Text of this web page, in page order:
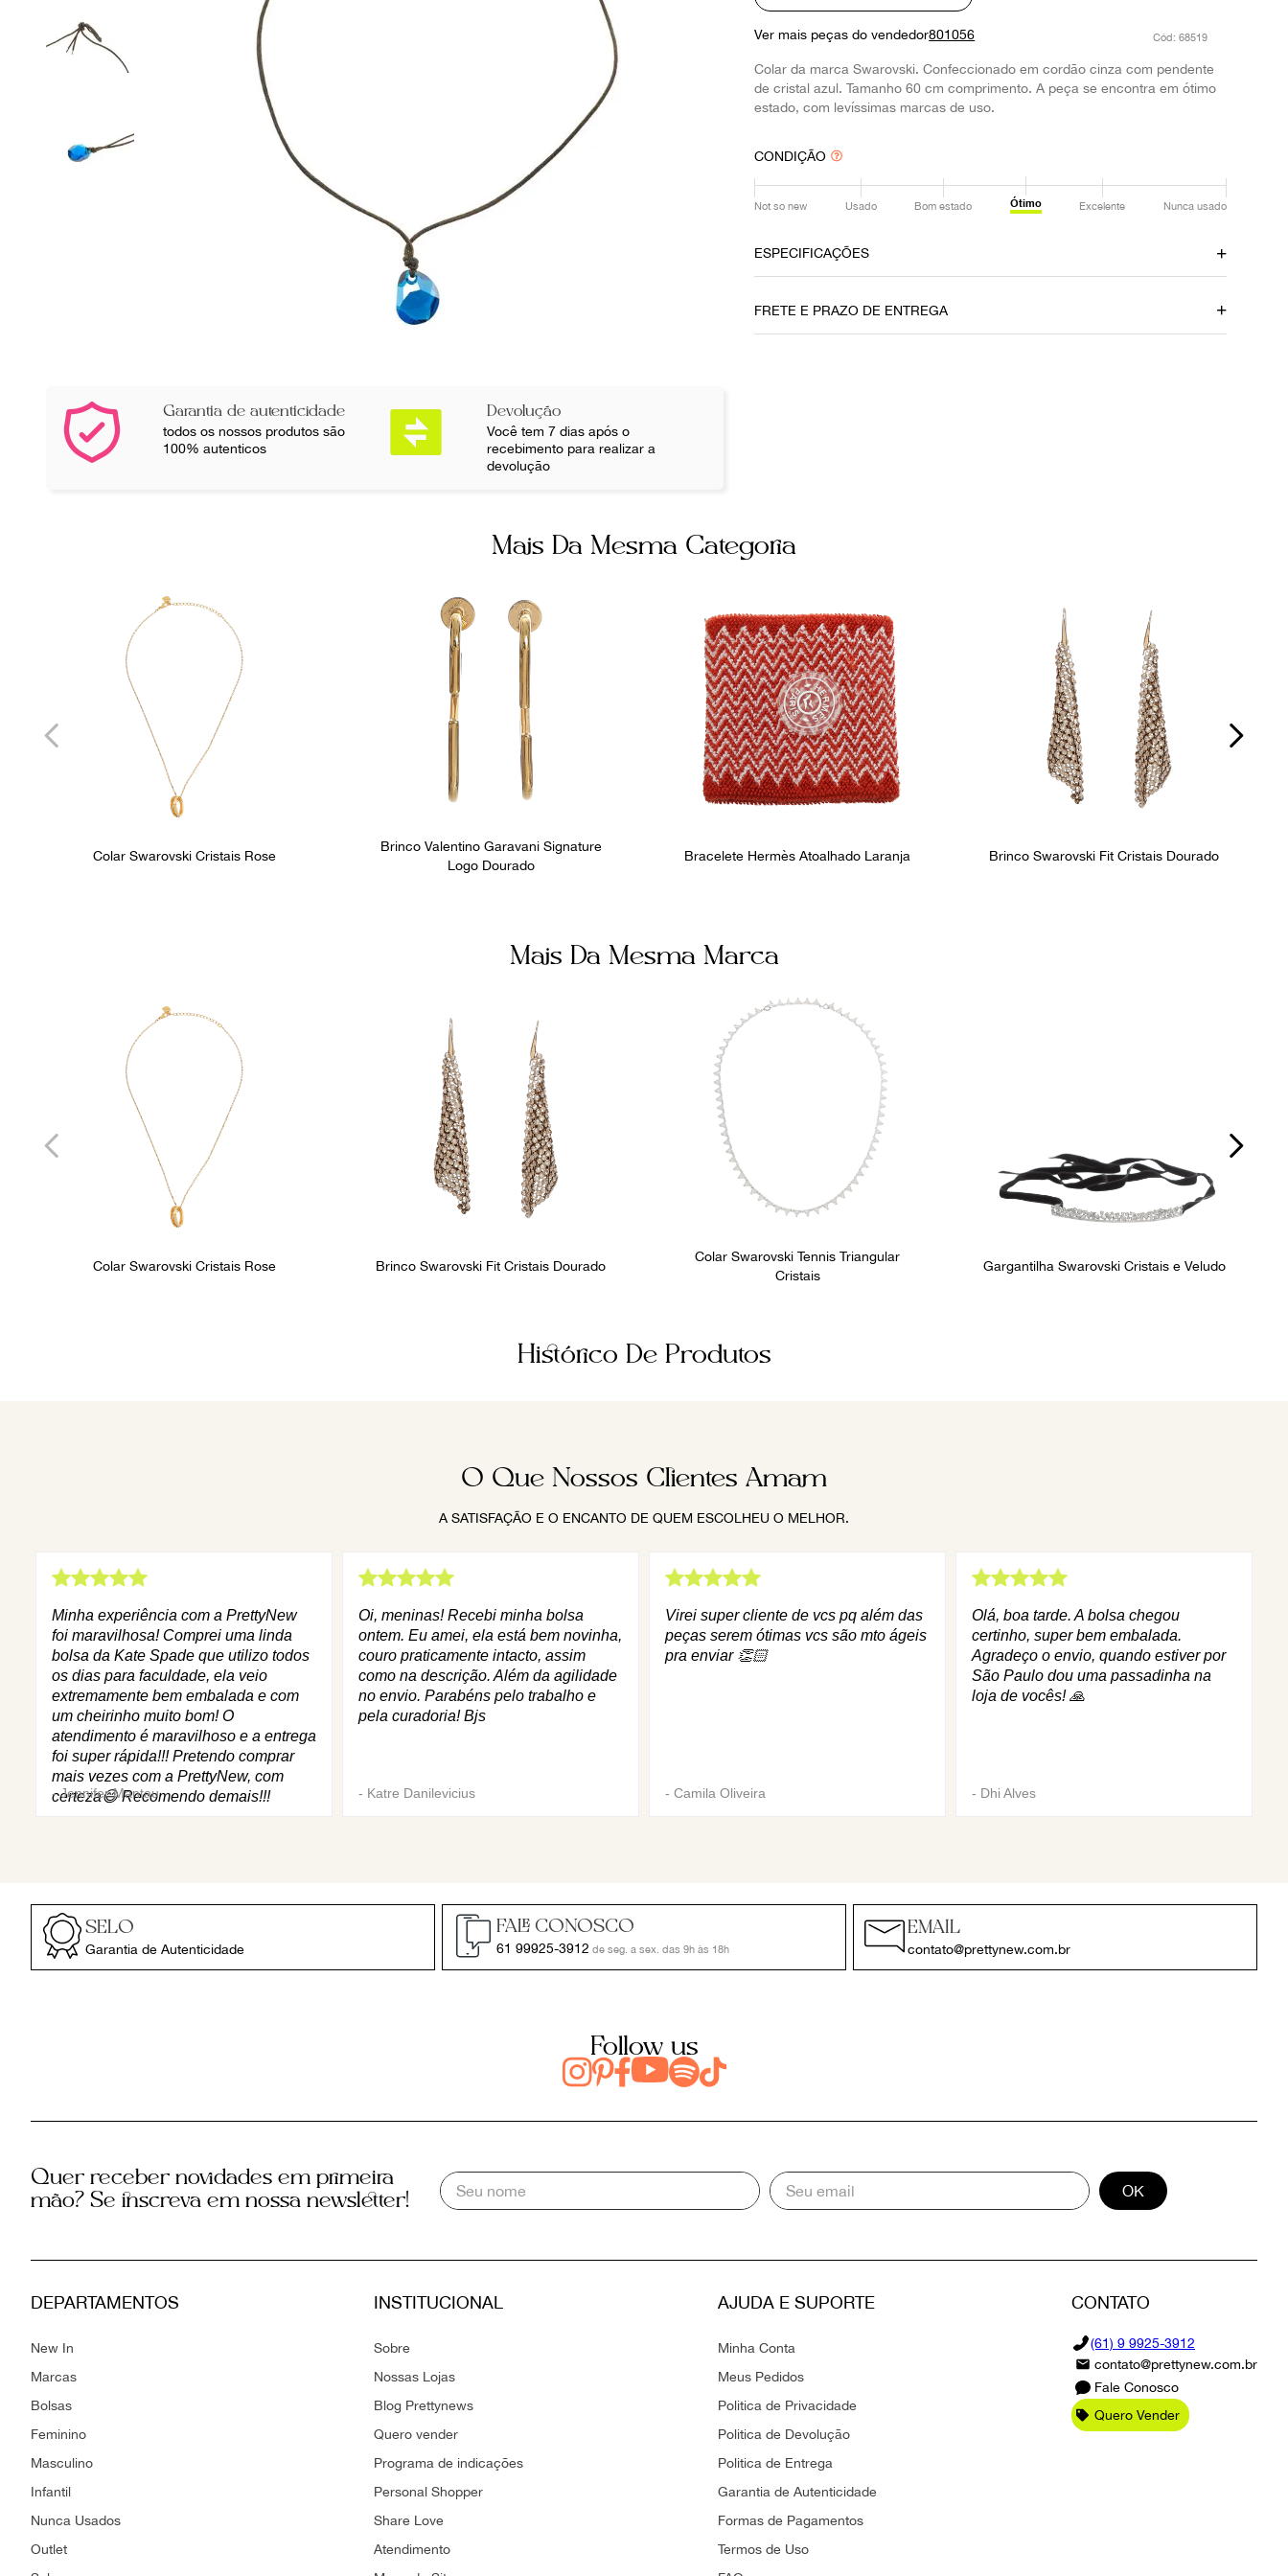
Garantia de autenticidade
todos os nossos produtos são
100% autenticos
Devolução
Você tem 7 dias após o
recebimento para realizar a
devolução
Ver mais peças do vendedor801056 : 68519
Colar da marca Swarovski. Confeccionado em cordão cinza com pendente
de cristal azul. Tamanho 60 cm comprimento. A peça se encontra em ótimo
estado, com levíssimas marcas de uso.
CONDIÇÃO
Not so new Usado Bom estado Ótimo Excelente Nunca usado
ESPECIFICAÇÕES
04072022
FRETE E PRAZO DE ENTREGA
Mais Da Mesma Categoria
Colar Swarovski Cristais Rose
Brinco Valentino Garavani Signature
Logo Dourado
Bracelete Hermès Atoalhado Laranja Brinco Swarovski Fit Cristais Dourado
Mais Da Mesma Marca
Colar Swarovski Cristais Rose Brinco Swarovski Fit Cristais Dourado
Colar Swarovski Tennis Triangular
Cristais
Gargantilha Swarovski Cristais e Veludo
Histórico De Produtos
O Que Nossos Clientes Amam
A SATISFAÇÃO E O ENCANTO DE QUEM ESCOLHEU O MELHOR.
Minha experiência com a PrettyNew
foi maravilhosa! Comprei uma linda
bolsa da Kate Spade que utilizo todos
os dias para faculdade, ela veio
extremamente bem embalada e com
um cheirinho muito bom! O
atendimento é maravilhoso e a entrega
foi super rápida!!! Pretendo comprar
mais vezes com a PrettyNew, com
certeza😄 Recomendo demais!!!
-Jennifer Mantau
Oi, meninas! Recebi minha bolsa
ontem. Eu amei, ela está bem novinha,
couro praticamente intacto, assim
como na descrição. Além da agilidade
no envio. Parabéns pelo trabalho e
pela curadoria! Bjs
- Katre Danilevicius
Virei super cliente de vcs pq além das
peças serem ótimas vcs são mto ágeis
pra enviar 👏🏻
- Camila Oliveira
Olá, boa tarde. A bolsa chegou
certinho, super bem embalada.
Agradeço o envio, quando estiver por
São Paulo dou uma passadinha na
loja de vocês! 🙏
- Dhi Alves
SELO
Garantia de Autenticidade
FALE CONOSCO
61 99925-3912 de seg. a sex. das 9h às 18h
EMAIL
contato@prettynew.com.br
Follow us
Quer receber novidades em primeira
mão? Se inscreva em nossa newsletter!
OK
DEPARTAMENTOS
New In
Marcas
Bolsas
Feminino
Masculino
Infantil
Nunca Usados
Outlet
INSTITUCIONAL
Sobre
Nossas Lojas
Blog Prettynews
Quero vender
Programa de indicações
Personal Shopper
Share Love
Atendimento
AJUDA E SUPORTE
Minha Conta
Meus Pedidos
Politica de Privacidade
Politica de Devolução
Politica de Entrega
Garantia de Autenticidade
Formas de Pagamentos
Termos de Uso
CONTATO
(61) 9 9925-3912
contato@prettynew.com.br
Fale Conosco
Quero Vender